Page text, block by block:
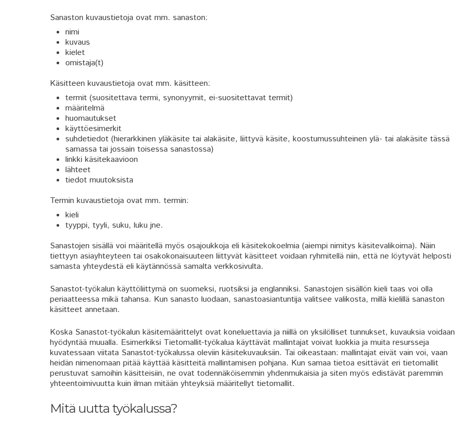
Sanaston kuvaustietoja ovat mm. sanaston:
nimi
kuvaus
kielet
omistaja(t)
Käsitteen kuvaustietoja ovat mm. käsitteen:
termit (suositettava termi, synonyymit, ei-suositettavat termit)
määritelmä
huomautukset
käyttöesimerkit
suhdetiedot (hierarkkinen yläkäsite tai alakäsite, liittyvä käsite, koostumussuhteinen ylä- tai alakäsite tässä
samassa tai jossain toisessa sanastossa)
linkki käsitekaavioon
lähteet
tiedot muutoksista
Termin kuvaustietoja ovat mm. termin:
kieli
tyyppi, tyyli, suku, luku jne.
Sanastojen sisällä voi määritellä myös osajoukkoja eli käsitekokoelmia (aiempi nimitys käsitevalikoima). Näin
tiettyyn asiayhteyteen tai osakokonaisuuteen liittyvät käsitteet voidaan ryhmitellä niin, että ne löytyvät helposti
samasta yhteydestä eli käytännössä samalta verkkosivulta.
Sanastot-työkalun käyttöliittymä on suomeksi, ruotsiksi ja englanniksi. Sanastojen sisällön kieli taas voi olla
periaatteessa mikä tahansa. Kun sanasto luodaan, sanastoasiantuntija valitsee valikosta, millä kielillä sanaston
käsitteet annetaan.
Koska Sanastot-työkalun käsitemäärittelyt ovat koneluettavia ja niillä on yksilölliset tunnukset, kuvauksia voidaan
hyödyntää muualla. Esimerkiksi Tietomallit-työkalua käyttävät mallintajat voivat luokkia ja muita resursseja
kuvatessaan viitata Sanastot-työkalussa oleviin käsitekuvauksiin. Tai oikeastaan: mallintajat eivät vain voi, vaan
heidän nimenomaan pitää käyttää käsitteitä mallintamisen pohjana. Kun samaa tietoa esittävät eri tietomallit
perustuvat samoihin käsitteisiin, ne ovat todennäköisemmin yhdenmukaisia ja siten myös edistävät paremmin
yhteentoimivuutta kuin ilman mitään yhteyksiä määritellyt tietomallit.
Mitä uutta työkalussa?